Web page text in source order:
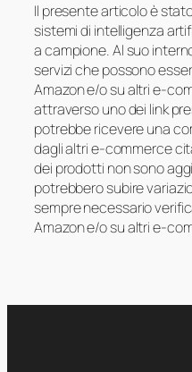
Il presente articolo è
sistemi di intelligenza
a campione. Al suo
servizi che possono
Amazon e/o su altri e-
attraverso uno dei link
potrebbe ricevere una
dagli altri e-commerce
dei prodotti non sono
potrebbero subire
sempre necessario
Amazon e/o su altri e-